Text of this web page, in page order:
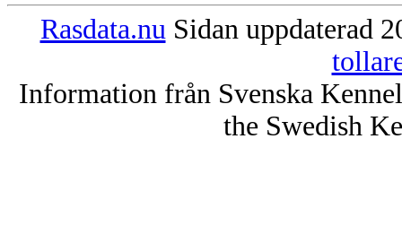
Rasdata.nuSidan uppdaterad
Information från Svenska
the Swedish